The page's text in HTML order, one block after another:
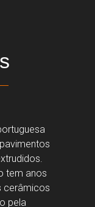
tem anos
cerâmicos
pela